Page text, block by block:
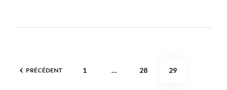
Pagination
PRÉCÉDENT PAGE
1 … PAGE
28 PAGE
29